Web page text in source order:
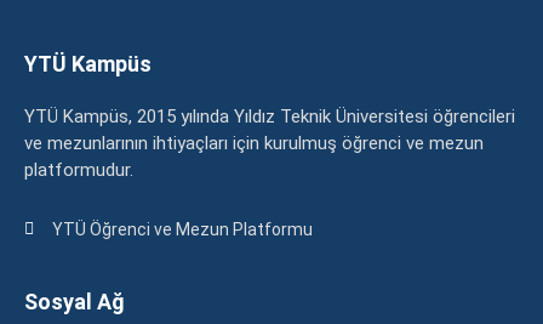
YTÜ Kampüs
YTÜ Kampüs, 2015 yılında Yıldız Teknik Üniversitesi öğrencileri
ve mezunlarının ihtiyaçları için kurulmuş öğrenci ve mezun
platformudur.
YTÜ Öğrenci ve Mezun Platformu
Sosyal Ağ